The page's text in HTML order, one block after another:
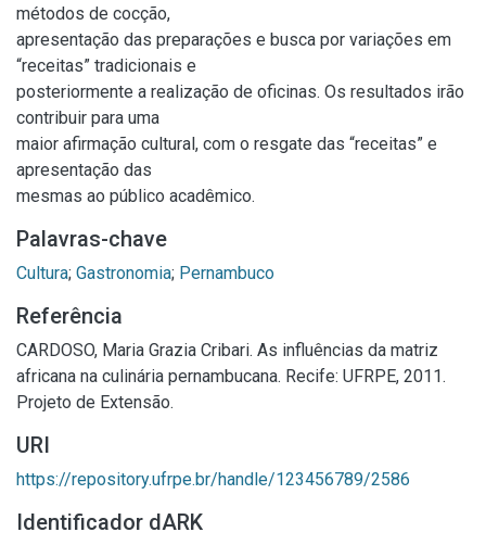
métodos de cocção,
apresentação das preparações e busca por variações em
“receitas” tradicionais e
posteriormente a realização de oficinas. Os resultados irão
contribuir para uma
maior afirmação cultural, com o resgate das “receitas” e
apresentação das
mesmas ao público acadêmico.
Palavras-chave
Cultura; Gastronomia; Pernambuco
Referência
CARDOSO, Maria Grazia Cribari. As influências da matriz
africana na culinária pernambucana. Recife: UFRPE, 2011.
Projeto de Extensão.
URI
https://repository.ufrpe.br/handle/123456789/2586
Identificador dARK